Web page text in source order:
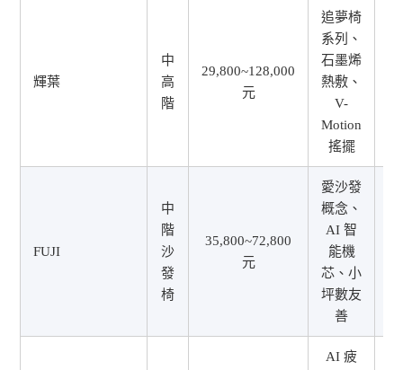
輝葉
中
高
階
29,800~128,000
元
追夢椅
系列、
石墨烯
熱敷、
V-
Motion
搖擺
FUJI
中
階
沙
發
椅
35,800~72,800
元
愛沙發
概念、
AI 智
能機
芯、小
坪數友
善
AI 疲